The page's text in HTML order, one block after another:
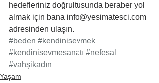
hedefleriniz doğrultusunda beraber yol
almak için bana info@yesimatesci.com
adresinden ulaşın.
#beden #kendinisevmek
#kendinisevmesanatı #nefesal
#vahşikadın
Yaşam